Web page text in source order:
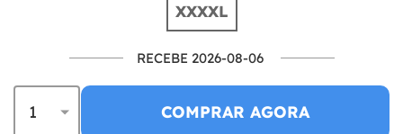
XXXXL
RECEBE 2026-08-06
COMPRAR AGORA